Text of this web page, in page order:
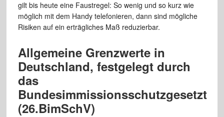
gilt bis heute eine Faustregel: So wenig und so kurz wie
möglich mit dem Handy telefonieren, dann sind mögliche
Risiken auf ein erträgliches Maß reduzierbar.
Allgemeine Grenzwerte in
Deutschland, festgelegt durch
das
Bundesimmissionsschutzgesetzt
(26.BimSchV)